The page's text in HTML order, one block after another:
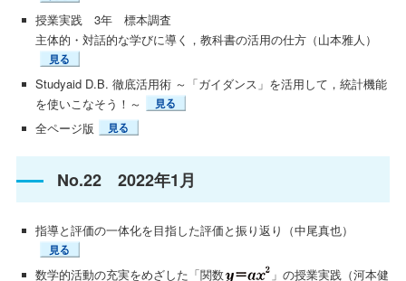
授業実践 3年 標本調査
主体的・対話的な学びに導く，教科書の活用の仕方（山本雅人）
Studyaid D.B. 徹底活用術 ～「ガイダンス」を活用して，統計機能
を使いこなそう！～
全ページ版
No.22 2022年1月
指導と評価の一体化を目指した評価と振り返り（中尾真也）
数学的活動の充実をめざした「関数
」の授業実践（河本健